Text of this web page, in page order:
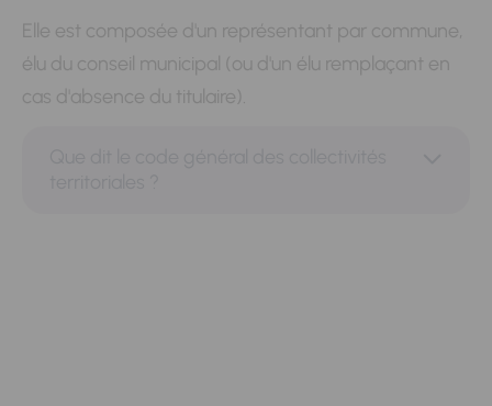
Elle est composée d'un représentant par commune,
élu du conseil municipal (ou d'un élu remplaçant en
cas d'absence du titulaire).